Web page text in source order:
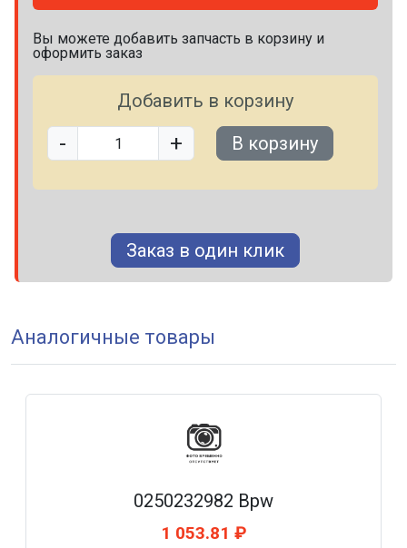
Вы можете добавить запчасть в корзину и
оформить заказ
Добавить в корзину
- + В корзину
Заказ в один клик
Аналогичные товары
0250232982 Bpw
1 053.81 ₽